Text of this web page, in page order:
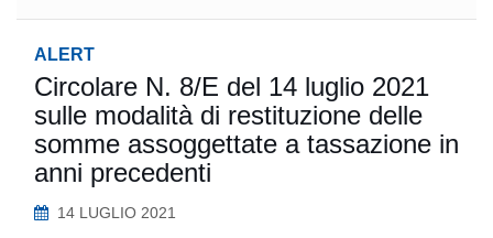
ALERT
Circolare N. 8/E del 14 luglio 2021
sulle modalità di restituzione delle
somme assoggettate a tassazione in
anni precedenti
14 LUGLIO 2021